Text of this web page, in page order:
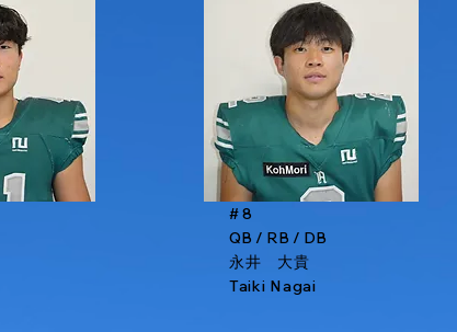
# 8
QB / RB / DB
永井 大貴
Taiki Nagai